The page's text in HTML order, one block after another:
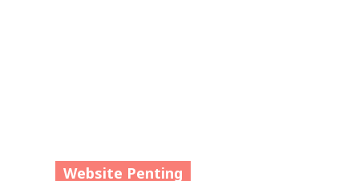
Website Penting